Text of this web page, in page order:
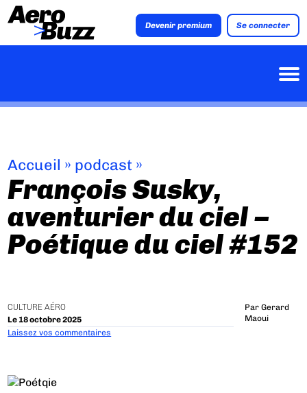
Devenir premium Se connecter
Accueil » podcast »
François Susky,
aventurier du ciel –
Poétique du ciel #152
CULTURE AÉRO
Le 18 octobre 2025
Par Gerard
Maoui
Laissez vos commentaires